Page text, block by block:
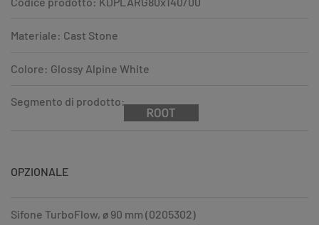
Materiale: Cast Stone
Colore: Glossy Alpine White
Segmento di prodotto:
OPZIONALE
Sifone TurboFlow, ø 90 mm (0205302)